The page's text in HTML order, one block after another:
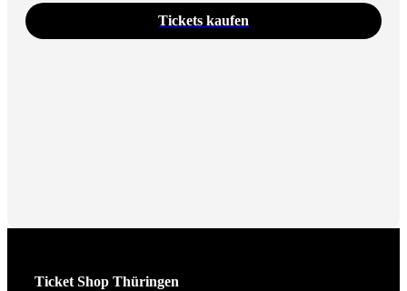
Tickets kaufen
Ticket Shop Thüringen